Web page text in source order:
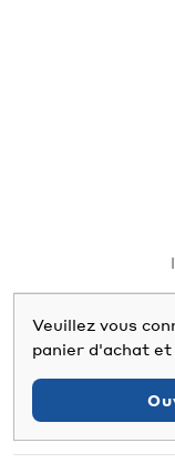
Veuillez vous
panier d'achat et